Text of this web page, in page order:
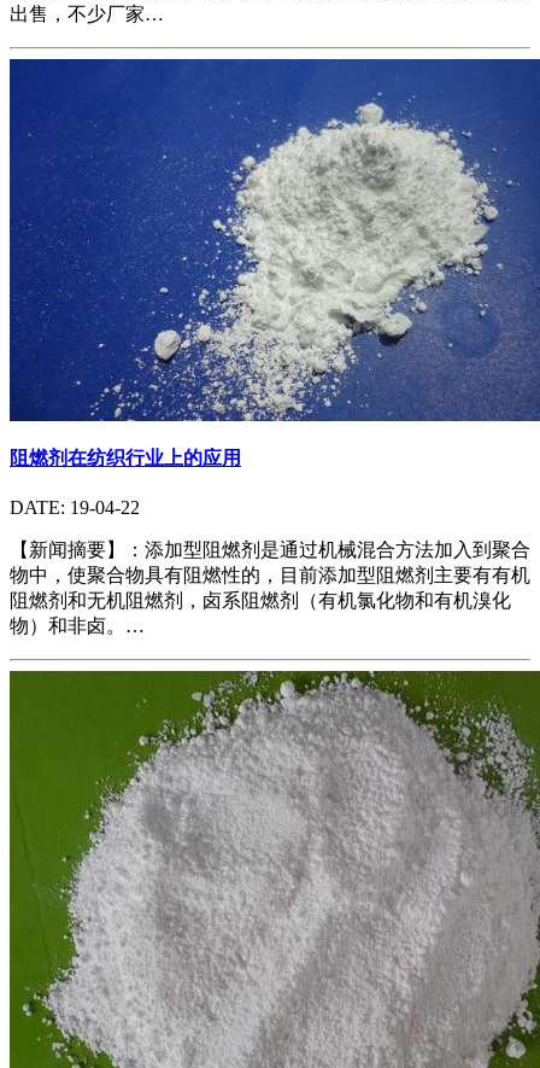
出售，不少厂家…
阻燃剂在纺织行业上的应用
DATE: 19-04-22
【新闻摘要】：添加型阻燃剂是通过机械混合方法加入到聚合
物中，使聚合物具有阻燃性的，目前添加型阻燃剂主要有有机
阻燃剂和无机阻燃剂，卤系阻燃剂（有机氯化物和有机溴化
物）和非卤。…